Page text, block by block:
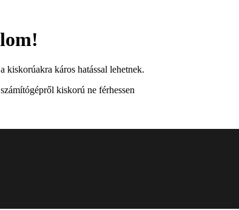
kiskorúakra káros hatással lehetnek.
kiskorú ne férhessen